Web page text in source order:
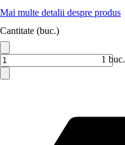
Mai multe detalii despre produs
Cantitate (buc.)
1 buc.